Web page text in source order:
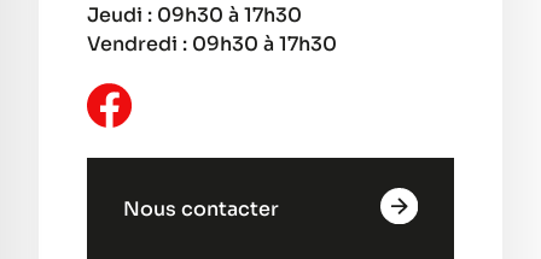
Jeudi : 09h30 à 17h30
Vendredi : 09h30 à 17h30
Nous contacter